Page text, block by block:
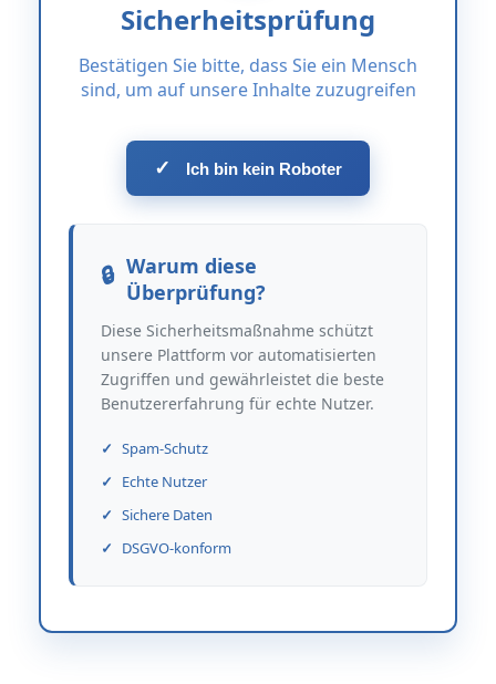
Sicherheitsprüfung
Bestätigen Sie bitte, dass Sie ein Mensch
sind, um auf unsere Inhalte zuzugreifen
✓ Ich bin kein Roboter
Warum diese
Überprüfung?
Diese Sicherheitsmaßnahme schützt
unsere Plattform vor automatisierten
Zugriffen und gewährleistet die beste
Benutzererfahrung für echte Nutzer.
Spam-Schutz
Echte Nutzer
Sichere Daten
DSGVO-konform